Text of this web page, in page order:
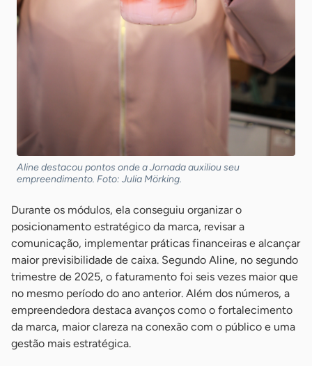
Aline destacou pontos onde a Jornada auxiliou seu
empreendimento. Foto: Julia Mörking.
Durante os módulos, ela conseguiu organizar o
posicionamento estratégico da marca, revisar a
comunicação, implementar práticas financeiras e alcançar
maior previsibilidade de caixa. Segundo Aline, no segundo
trimestre de 2025, o faturamento foi seis vezes maior que
no mesmo período do ano anterior. Além dos números, a
empreendedora destaca avanços como o fortalecimento
da marca, maior clareza na conexão com o público e uma
gestão mais estratégica.